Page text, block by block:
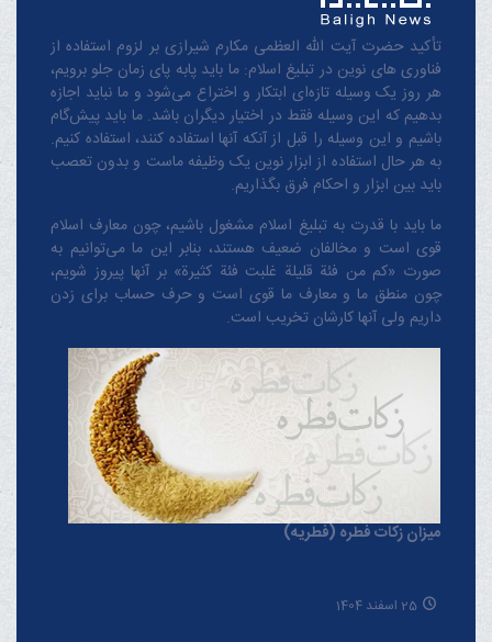
تأکید حضرت آیت الله العظمی مکارم شیرازی بر لزوم استفاده از
فناوری های نوین در تبلیغ اسلام: ما باید پابه پای زمان جلو برویم،
هر روز یک وسیله تازه‌ای ابتکار و اختراع می‌شود و ما نباید اجازه
بدهیم که این وسیله فقط در اختیار دیگران باشد. ما باید پیش‌گام
باشیم و این وسیله را قبل از آنکه آنها استفاده کنند، استفاده کنیم.
به هر حال استفاده از ابزار نوین یک وظیفه ماست و بدون تعصب
باید بین ابزار و احکام فرق بگذاریم.
ما باید با قدرت به تبلیغ اسلام مشغول باشیم، چون معارف اسلام
قوی است و مخالفان ضعیف هستند، بنابر این ما می‌توانیم به
صورت «کم من فئة قلیلة غلبت فئة کثیرة» بر آنها پیروز شویم،
چون منطق‌ ما و معارف ‌ما قوی است و حرف حساب برای زدن
داریم ولی آنها کارشان تخریب است.
میزان زکات فطره (فطریه)
25 اسفند 1404